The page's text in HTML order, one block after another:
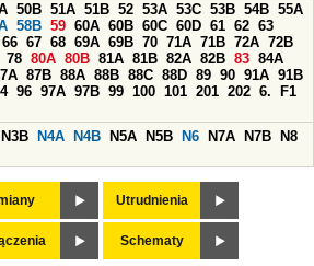
50B 51A 51B 52 53A 53C 53B 54B 55A
58B 59 60A 60B 60C 60D 61 62 63
66 67 68 69A 69B 70 71A 71B 72A 72B
78 80A 80B 81A 81B 82A 82B 83 84A
87B 88A 88B 88C 88D 89 90 91A 91B
96 97A 97B 99 100 101 201 202 6.
F1
N3B N4A N4B N5A N5B N6 N7A N7B
N8
Utrudnienia
Schematy